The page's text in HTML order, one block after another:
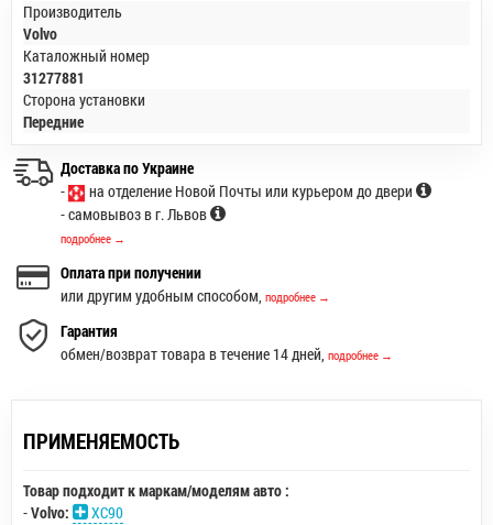
Производитель
Volvo
Каталожный номер
31277881
Сторона установки
Передние
Доставка по Украине
-
на отделение Новой Почты или курьером до двери
- самовывоз в г. Львов
подробнее →
Оплата при получении
или другим удобным способом, подробнее →
Гарантия
обмен/возврат товара в течение 14 дней, подробнее →
ПРИМЕНЯЕМОСТЬ
Товар подходит к маркам/моделям авто :
-Volvo:
XC90